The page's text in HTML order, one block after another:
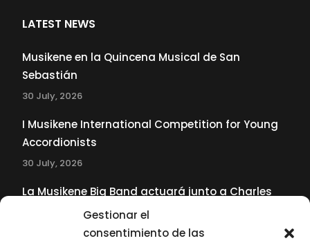
Gestionar el
consentimiento de las
LATEST NEWS
Musikene en la Quincena Musical de San
Sebastián
30 July, 2026
I Musikene International Competition for Young
Accordionists
30 July, 2026
La Musikene Big Band actuará junto a Charles
Tolliver en el 61 Jazzaldia